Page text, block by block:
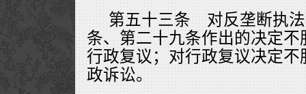
第五十三条 对反垄断执
条、第二十九条作出的决定
行政复议；对行政复议决定
政诉讼。